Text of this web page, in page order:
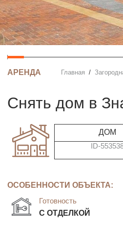
АРЕНДА Главная
Снять дом в
ДОМ
ID-
ОСОБЕННОСТИ ОБЪЕКТА:
Готовность
С ОТДЕЛКОЙ